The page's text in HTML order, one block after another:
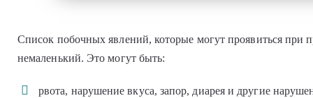
Список побочных явлений, которые могут проявиться при
немаленький. Это могут быть:
рвота, нарушение вкуса, запор, диарея и другие